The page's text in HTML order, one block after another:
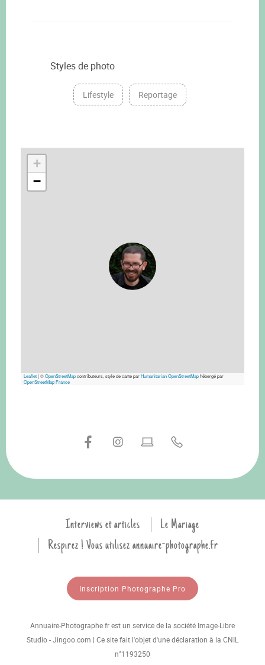
Styles de photo
Lifestyle Reportage
+
−
Leaflet|©OpenStreetMapcontributeurs, style de carte parHumanitarian OpenStreetMaphébergé par
OpenStreetMap France
Interviews et articles
Le Mariage
Respirez ! Vous utilisez annuaire-photographe.fr
Inscription Photographe Pro
Annuaire-Photographe.fr est un service de la société Image-Libre
Studio - Jingoo.com | Ce site fait l'objet d'une déclaration à la CNIL
n°1193250